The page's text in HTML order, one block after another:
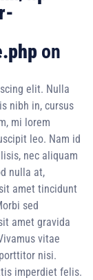
on
elit. Nulla
nibh in, cursus
mi lorem
leo. Nam id
nec aliquam
nulla at,
amet tincidunt
sed
amet gravida
vitae
nisi.
imperdiet felis.